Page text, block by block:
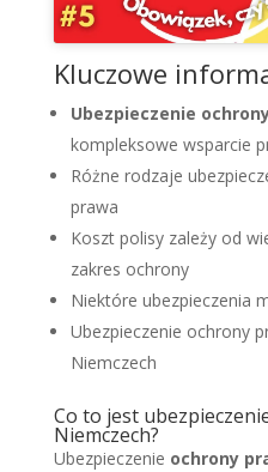
Kluczowe
Ubezpieczenie
kompleksowe wsparcie
Różne rodzaje
prawa
Koszt polisy zależy od
zakres ochrony
Niektóre ubezpieczenia
Ubezpieczenie ochrony
Niemczech
Co to jest
Niemczech?
Ubezpieczenie ochrony